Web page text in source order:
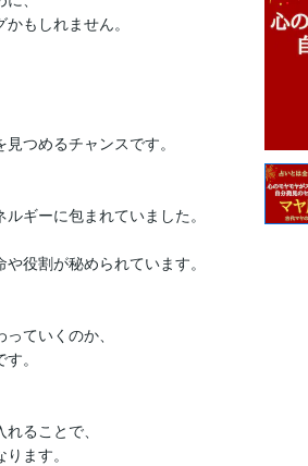
もしれません。
つめるチャンスです。
ギーに包まれていました。
役割が秘められています。
ていくのか、
。
ることで、
ます。